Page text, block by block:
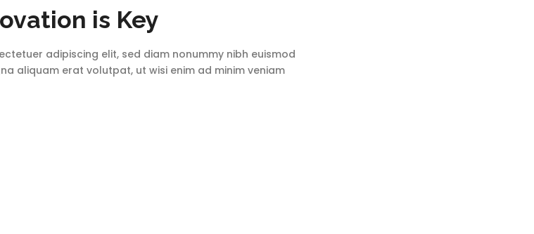
is Key
adipiscing elit, sed diam nonummy nibh euismod
aliquam erat volutpat, ut wisi enim ad minim veniam